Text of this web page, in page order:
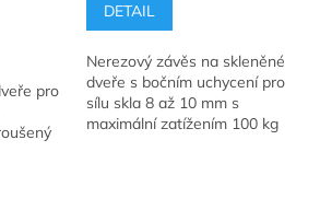
pro
5,0
5
hvězdiček.
DETAIL
Nerezový závěs na skleněné
dveře s bočním uchycení pro
sílu skla 8 až 10 mm s
maximální zatížením 100 kg